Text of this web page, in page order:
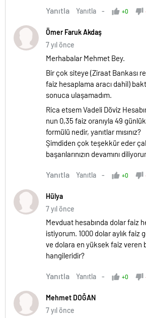
Yanıtla Yanıtla +0
Ömer Faruk Akdaş
7 yıl önce
Merhabalar Mehmet Bey.
Bir çok siteye (Ziraat Bankası
faiz hesaplama aracı dahil)
sonuca ulaşamadım.
Rica etsem Vadeli Döviz
nun 0,35 faiz oranıyla 49
formülü nedir, yanıtlar mısınız?
Şimdiden çok teşekkür eder
başarılarınızın devamını
Yanıtla Yanıtla +0
Hülya
7 yıl önce
Mevduat hesabında dolar faiz
istiyorum. 1000 dolar aylık faiz
ve dolara en yüksek faiz veren
hangileridir?
Yanıtla Yanıtla +0
Mehmet DOĞAN
7 yıl önce